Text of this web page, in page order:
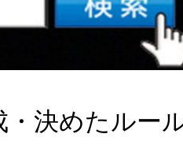
・決めたルー